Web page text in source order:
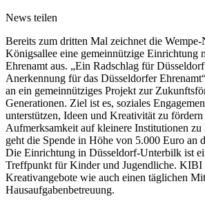
News teilen
Bereits zum dritten Mal zeichnet die Wempe-
Königsallee eine gemeinnützige Einrichtung
Ehrenamt aus. „Ein Radschlag für
Anerkennung für das Düsseldorfer
an ein gemeinnütziges Projekt zur
Generationen. Ziel ist es, soziales
unterstützen, Ideen und Kreativität zu
Aufmerksamkeit auf kleinere Institutionen zu
geht die Spende in Höhe von 5.000 Euro an
Die Einrichtung in Düsseldorf-Unterbilk ist
Treffpunkt für Kinder und Jugendliche. KIBI
Kreativangebote wie auch einen täglichen
Hausaufgabenbetreuung.